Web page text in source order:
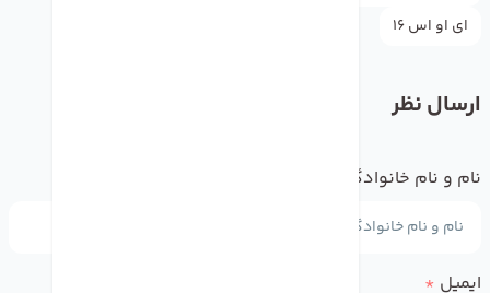
ای او اس 16
ارسال نظر
نام و نام خانوادگی
ایمیل *